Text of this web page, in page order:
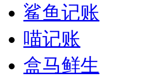
鲨鱼记账
喵记账
盒马鲜生